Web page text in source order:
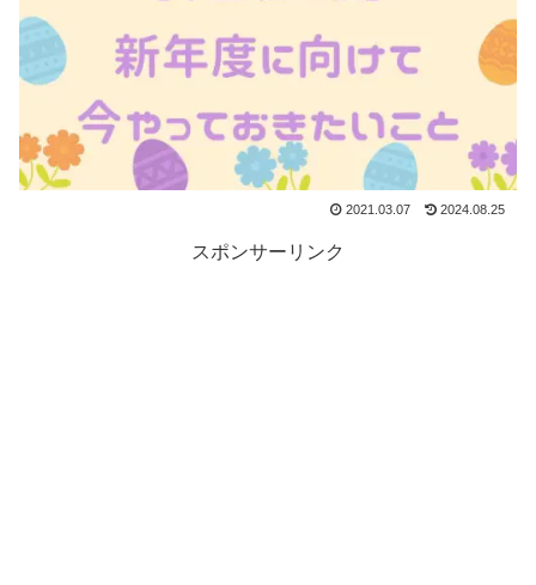
2021.03.07 2024.08.25
スポンサーリンク